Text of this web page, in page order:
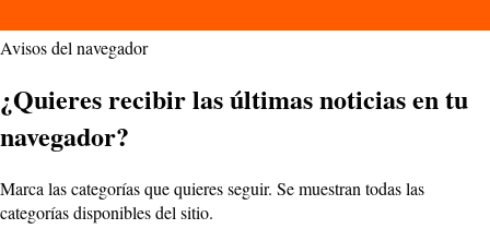
Avisos del navegador
¿Quieres recibir las últimas noticias en tu
navegador?
Marca las categorías que quieres seguir. Se muestran todas las
categorías disponibles del sitio.